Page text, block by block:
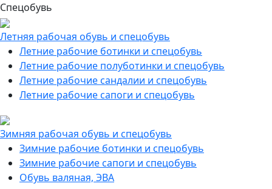
Спецобувь
Летняя рабочая обувь и спецобувь
Летние рабочие ботинки и спецобувь
Летние рабочие полуботинки и спецобувь
Летние рабочие сандалии и спецобувь
Летние рабочие сапоги и спецобувь
Зимняя рабочая обувь и спецобувь
Зимние рабочие ботинки и спецобувь
Зимние рабочие сапоги и спецобувь
Обувь валяная, ЭВА